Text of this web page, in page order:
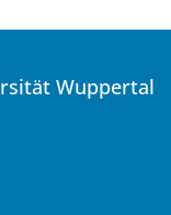
Wuppertal